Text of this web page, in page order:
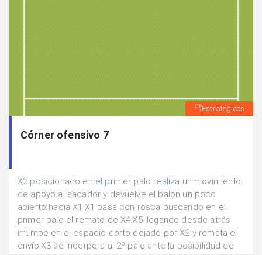
Estratégicos
Córner ofensivo 7
X2 posicionado en el primer palo realiza un movimiento
de apoyo al sacador y devuelve el balón un poco
abierto hacia X1.X1 pasa con rosca buscando en el
primer palo el remate de X4.X5 llegando desde atrás
irrumpe en el espacio corto dejado por X2 y remata el
envío.X3 se incorpora al 2º palo ante la posibilidad de